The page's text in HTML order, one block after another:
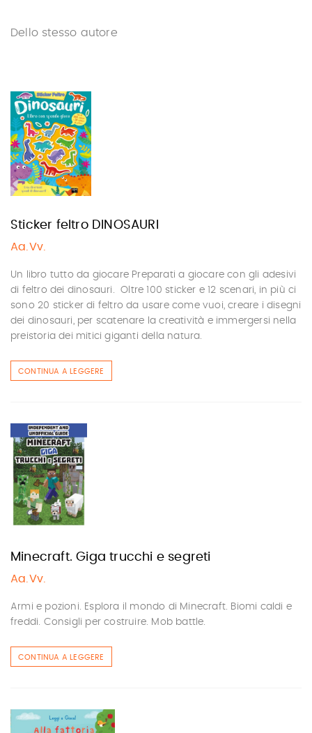
Dello stesso autore
Sticker feltro DINOSAURI
Aa.Vv.
Un libro tutto da giocare Preparati a giocare con gli adesivi
di feltro dei dinosauri. Oltre 100 sticker e 12 scenari, in più ci
sono 20 sticker di feltro da usare come vuoi, creare i disegni
dei dinosauri, per scatenare la creatività e immergersi nella
preistoria dei mitici giganti della natura.
CONTINUA A LEGGERE
Minecraft. Giga trucchi e segreti
Aa.Vv.
Armi e pozioni. Esplora il mondo di Minecraft. Biomi caldi e
freddi. Consigli per costruire. Mob battle.
CONTINUA A LEGGERE